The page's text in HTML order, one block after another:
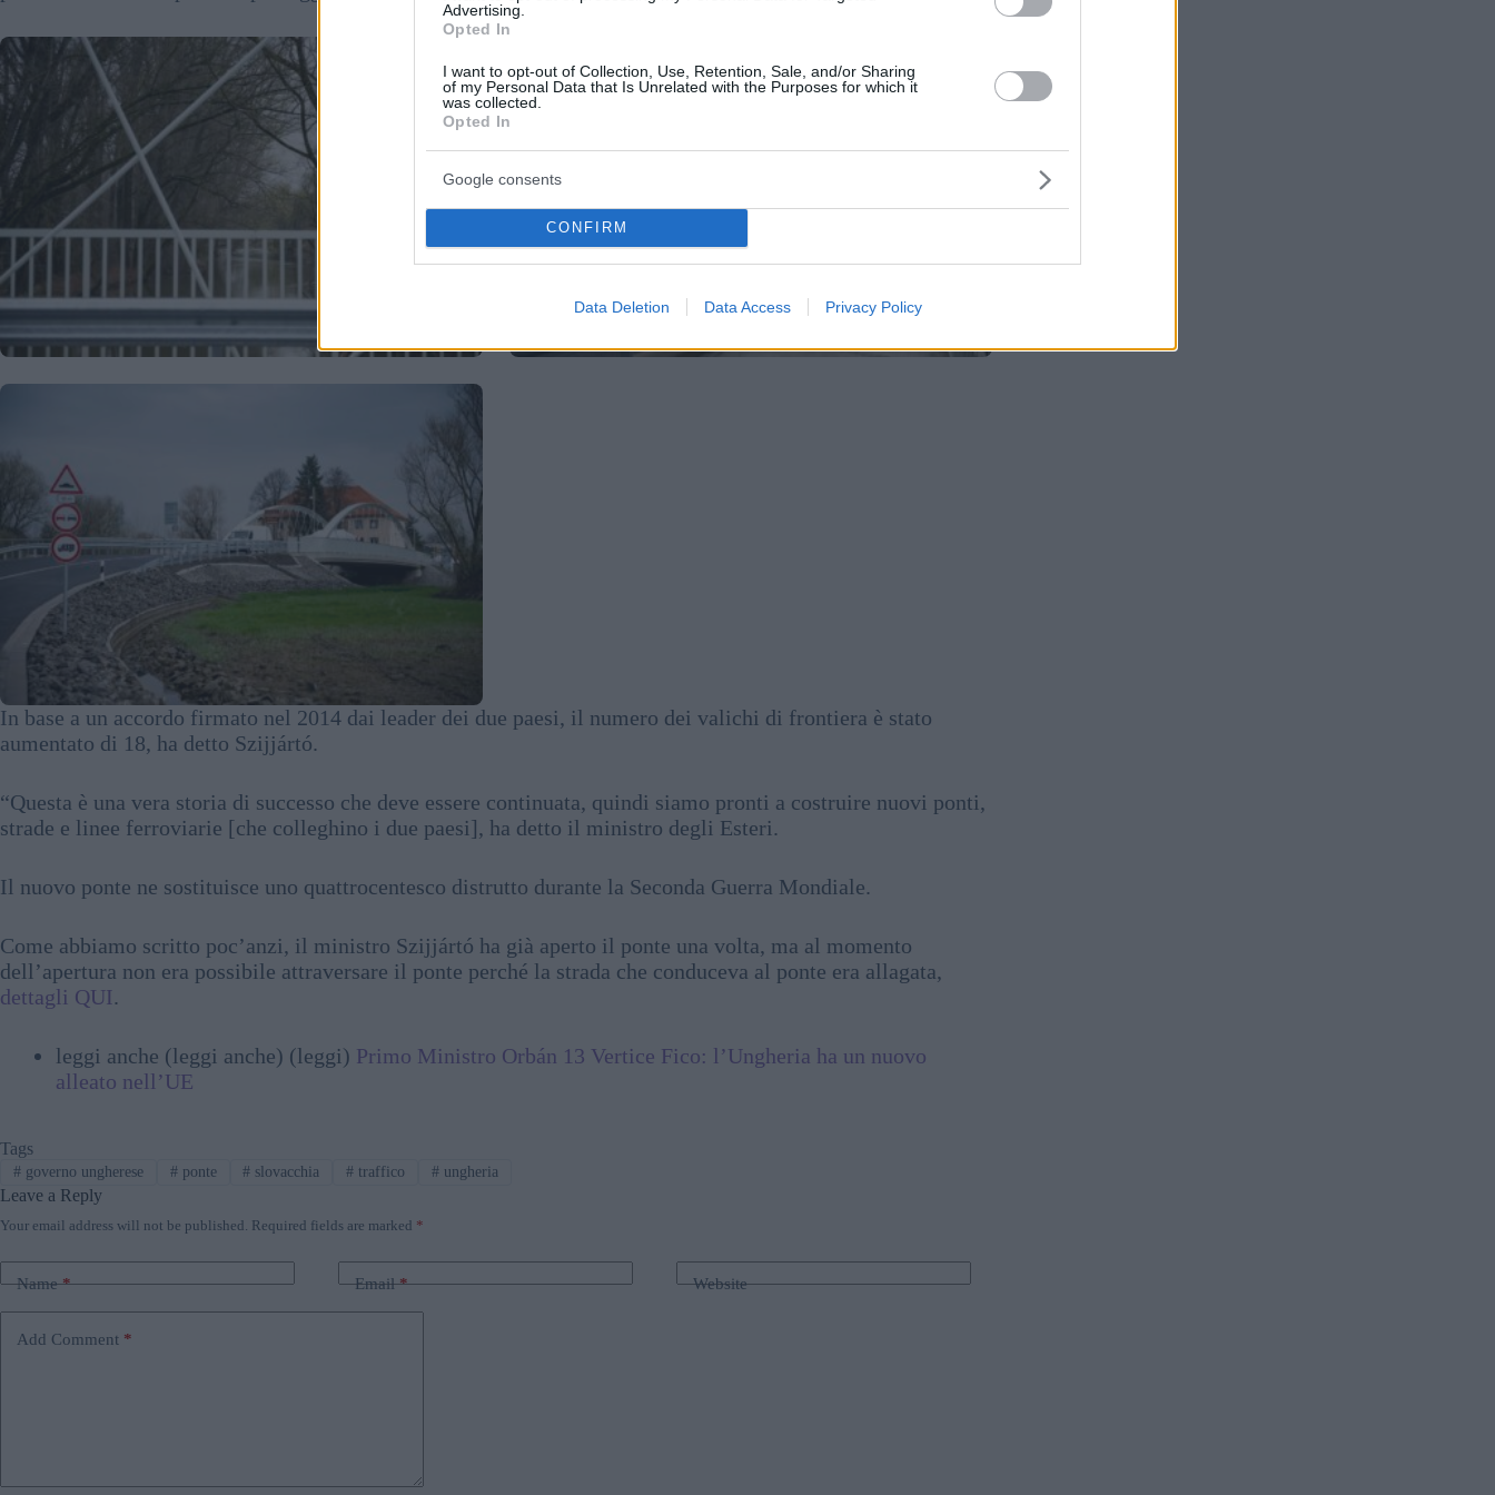
Advertising.
Opted In
I want to opt-out of Collection, Use, Retention, Sale, and/or Sharing
of my Personal Data that Is Unrelated with the Purposes for which it
was collected.
Opted In
Google consents
CONFIRM
Data Deletion Data Access Privacy Policy
In base a un accordo firmato nel 2014 dai leader dei due paesi, il numero dei valichi di frontiera è stato
aumentato di 18, ha detto Szijjártó.
“Questa è una vera storia di successo che deve essere continuata, quindi siamo pronti a costruire nuovi ponti,
strade e linee ferroviarie [che colleghino i due paesi], ha detto il ministro degli Esteri.
Il nuovo ponte ne sostituisce uno quattrocentesco distrutto durante la Seconda Guerra Mondiale.
Come abbiamo scritto poc’anzi, il ministro Szijjártó ha già aperto il ponte una volta, ma al momento
dell’apertura non era possibile attraversare il ponte perché la strada che conduceva al ponte era allagata,
dettagli QUI.
leggi anche (leggi anche) (leggi) Primo Ministro Orbán 13 Vertice Fico: l’Ungheria ha un nuovo
alleato nell’UE
Tags
#governo ungherese #ponte # slovacchia # traffico # ungheria
Leave a Reply
Your email address will not be published. Required fields are marked *
Name* Email* Website
Add Comment *